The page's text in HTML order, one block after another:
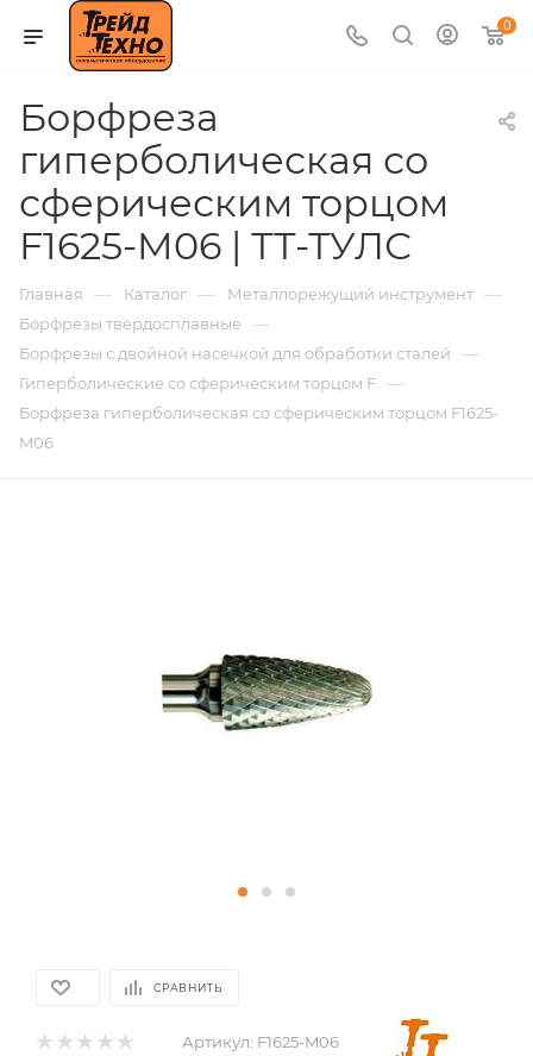
0
Борфреза
гиперболическая со
сферическим торцом
F1625-M06 | ТТ-ТУЛС
Главная — Каталог — Металлорежущий инструмент —
Борфрезы твердосплавные —
Борфрезы с двойной насечкой для обработки сталей —
Гиперболические со сферическим торцом F —
Борфреза гиперболическая со сферическим торцом F1625-
M06
СРАВНИТЬ
Артикул: F1625-M06